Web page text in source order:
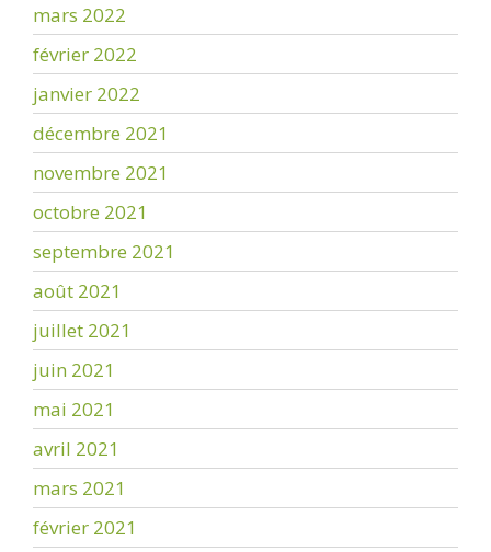
mars 2022
février 2022
janvier 2022
décembre 2021
novembre 2021
octobre 2021
septembre 2021
août 2021
juillet 2021
juin 2021
mai 2021
avril 2021
mars 2021
février 2021